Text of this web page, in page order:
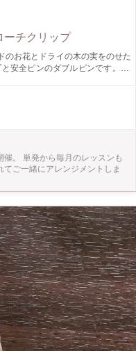
ーチクリップ
お花とドライの木の実をのせた
安全ピンのダブルピンです。 ♡
も素敵です(*^^*) オリジナルのブ
。 単発から毎月のレッスンも
てご一緒にアレンジメントしま